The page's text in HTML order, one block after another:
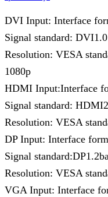
DVI Input: Interface
Signal standard: DVI1.0
Resolution: VESA
1080p
HDMI Input:Interface
Signal standard:
Resolution: VESA
DP Input: Interface
Signal
Resolution: VESA
VGA Input: Interface